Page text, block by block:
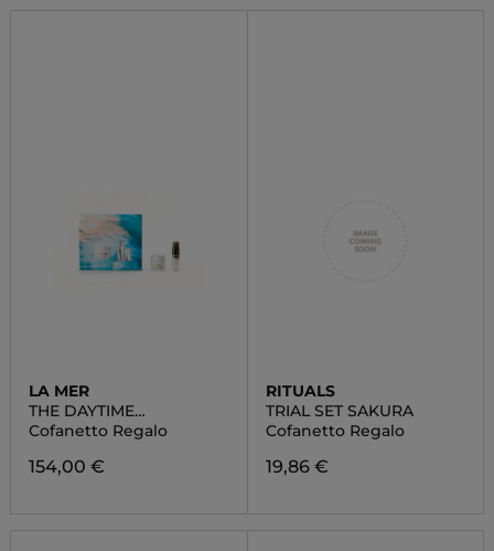
LA MER
THE DAYTIME
NOURISHING RITUAL SET
Cofanetto Regalo
154,00 €
RITUALS
TRIAL SET SAKURA
Cofanetto Regalo
19,86 €